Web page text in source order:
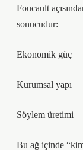
Foucault
sonucudur:
Ekonomik güç
Kurumsal yapı
Söylem üretimi
Bu ağ içinde